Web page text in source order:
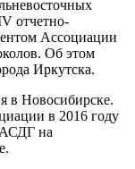
отчетно-
Ассоциации
Об этом
Иркутска.
в Новосибирске.
в 2016 году
на